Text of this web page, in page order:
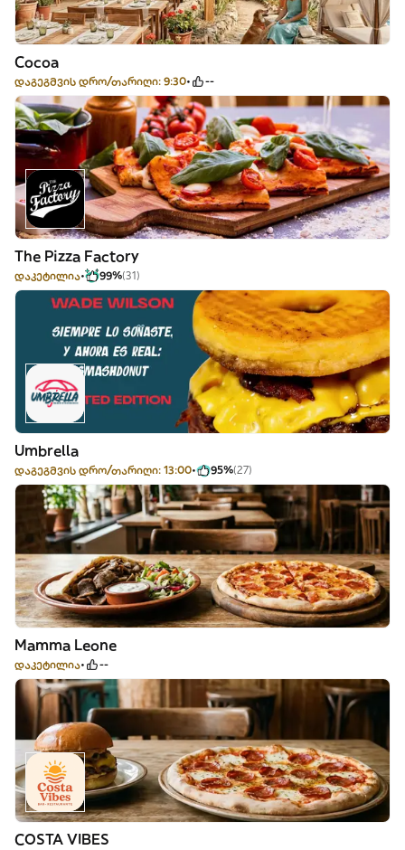
Cocoa
დაგეგმვის დრო/თარიღი: 9:30 --
The Pizza Factory
დაკეტილია 99%(31)
Umbrella
დაგეგმვის დრო/თარიღი: 13:00 95%(27)
Mamma Leone
დაკეტილია --
COSTA VIBES